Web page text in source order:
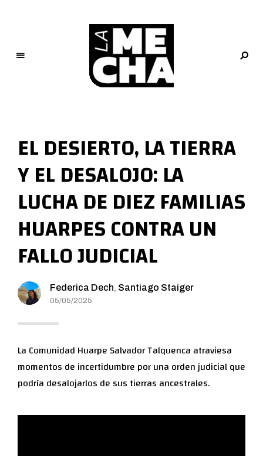
M
e
c
h
a
PERIODISMO DIGITAL
EL DESIERTO, LA TIERRA
Y EL DESALOJO: LA
LUCHA DE DIEZ FAMILIAS
HUARPES CONTRA UN
FALLO JUDICIAL
Federica Dech, Santiago Staiger
05/05/2025
La Comunidad Huarpe Salvador Talquenca atraviesa
momentos de incertidumbre por una orden judicial que
podría desalojarlos de sus tierras ancestrales.